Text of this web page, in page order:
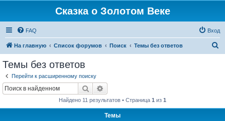
Сказка о Золотом Веке
FAQ Вход
На главную Список форумов Поиск Темы без ответов
Темы без ответов
Перейти к расширенному поиску
Поиск
Найдено 11 результатов • Страница 1 из 1
Темы